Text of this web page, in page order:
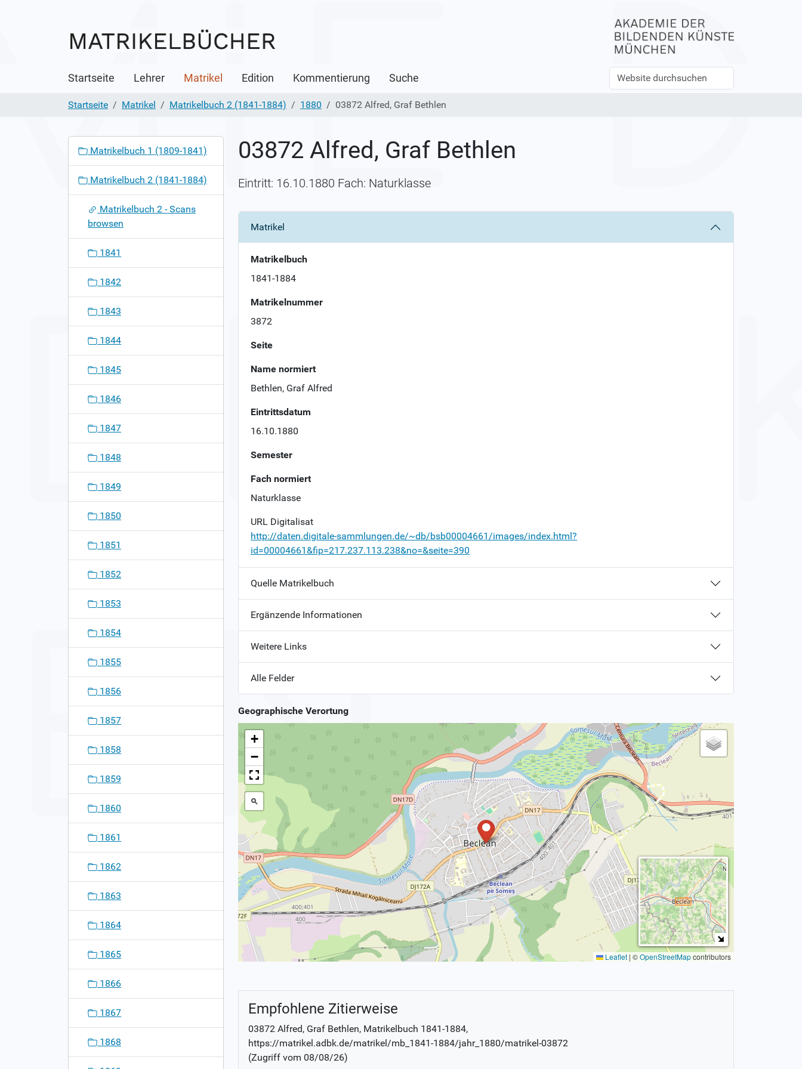
Startseite Lehrer Matrikel Edition Kommentierung Suche
Website
durchsuchen
Erweiterte
Suche…
Startseite
Matrikel Matrikelbuch 2 (1841-1884) 1880 03872 Alfred, Graf Bethlen
03872 Alfred, Graf Bethlen
Eintritt: 16.10.1880 Fach: Naturklasse
Matrikel
Matrikelbuch
1841-1884
Matrikelnummer
3872
Seite
Name normiert
Bethlen, Graf Alfred
Eintrittsdatum
16.10.1880
Semester
Fach normiert
Naturklasse
URL Digitalisat
http://daten.digitale-sammlungen.de/~db/bsb00004661/images/index.html?
id=00004661&fip=217.237.113.238&no=&seite=390
Quelle Matrikelbuch
Ergänzende Informationen
Weitere Links
Alle Felder
Geographische Verortung
+
−
Leaflet | ©OpenStreetMapcontributors
Empfohlene Zitierweise
03872 Alfred, Graf Bethlen, Matrikelbuch 1841-1884,
https://matrikel.adbk.de/matrikel/mb_1841-1884/jahr_1880/matrikel-03872
(Zugriff vom 08/08/26)
n
Matrikelbuch 1 (1809-1841)
Matrikelbuch 2 (1841-1884)
Matrikelbuch 2 - Scans
browsen
1841
1842
1843
1844
1845
1846
1847
1848
1849
1850
1851
1852
1853
1854
1855
1856
1857
1858
1859
1860
1861
1862
1863
1864
1865
1866
1867
1868